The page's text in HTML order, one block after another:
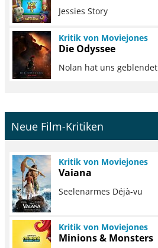
Jessies Story
Kritik von Moviejones
Die Odyssee
Nolan hat uns geblendet
Neue Film-Kritiken
Kritik von Moviejones
Vaiana
Seelenarmes Déjà-vu
Kritik von Moviejones
Minions & Monsters